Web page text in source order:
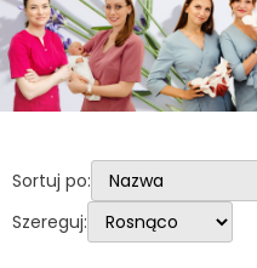
Sortuj po:
Szereguj: